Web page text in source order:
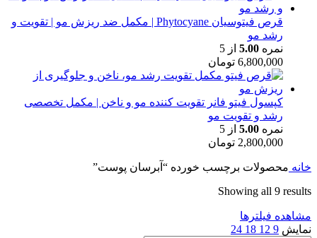
قرص فیتوسیان Phytocyane | مکمل ضد ریزش مو | تقویت و
رشد مو
نمره 5.00 از 5
6,800,000 تومان
کپسول فیتو فانر تقویت کننده مو و ناخن | مکمل تخصصی
رشد و تقویت مو
نمره 5.00 از 5
2,800,000 تومان
خانه محصولات برچسب خورده “آبرسان پوست”
Showing all 9 results
مشاهده فیلترها
نمایش 9
12
18
24